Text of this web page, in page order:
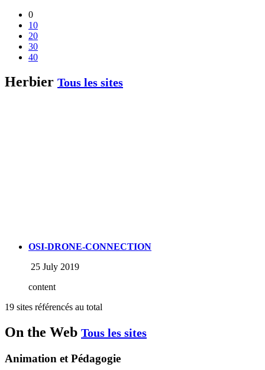
0
10
20
30
40
Herbier Tous les sites
OSI-DRONE-CONNECTION
25 July 2019
content
19 sites référencés au total
On the Web Tous les sites
Animation et Pédagogie